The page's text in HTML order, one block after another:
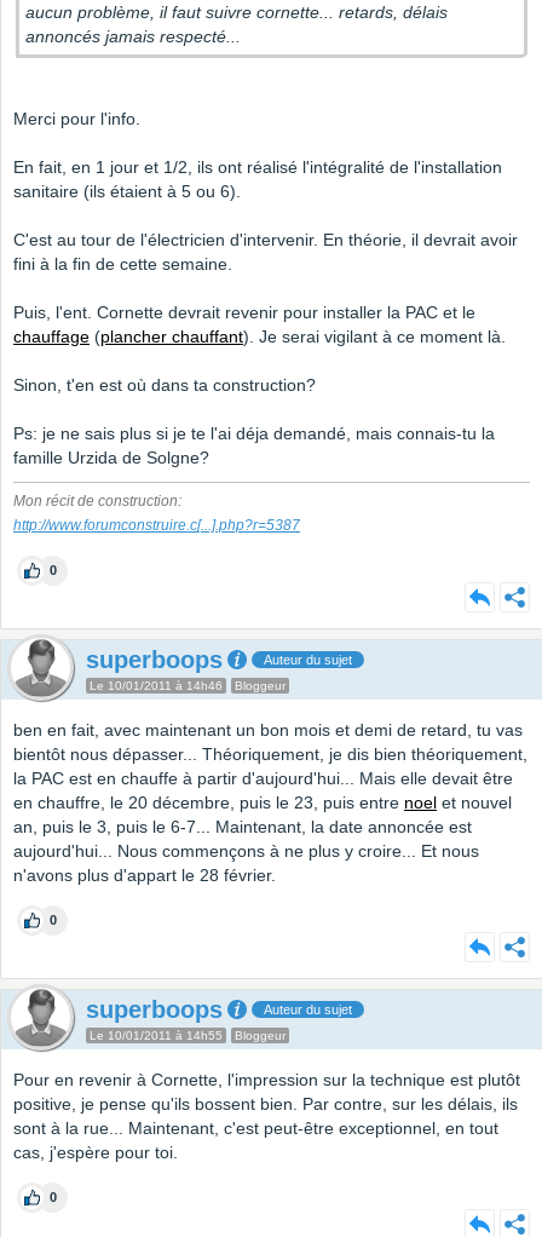
aucun problème, il faut suivre cornette... retards, délais
annoncés jamais respecté...
Merci pour l'info.
En fait, en 1 jour et 1/2, ils ont réalisé l'intégralité de l'installation
sanitaire (ils étaient à 5 ou 6).
C'est au tour de l'électricien d'intervenir. En théorie, il devrait avoir
fini à la fin de cette semaine.
Puis, l'ent. Cornette devrait revenir pour installer la PAC et le
chauffage (plancher chauffant). Je serai vigilant à ce moment là.
Sinon, t'en est où dans ta construction?
Ps: je ne sais plus si je te l'ai déja demandé, mais connais-tu la
famille Urzida de Solgne?
Mon récit de construction:
http://www.forumconstruire.c[...].php?r=5387
0
superboops Auteur du sujet
Le 10/01/2011 à 14h46 Bloggeur
ben en fait, avec maintenant un bon mois et demi de retard, tu vas
bientôt nous dépasser... Théoriquement, je dis bien théoriquement,
la PAC est en chauffe à partir d'aujourd'hui... Mais elle devait être
en chauffre, le 20 décembre, puis le 23, puis entre noel et nouvel
an, puis le 3, puis le 6-7... Maintenant, la date annoncée est
aujourd'hui... Nous commençons à ne plus y croire... Et nous
n'avons plus d'appart le 28 février.
0
superboops Auteur du sujet
Le 10/01/2011 à 14h55 Bloggeur
Pour en revenir à Cornette, l'impression sur la technique est plutôt
positive, je pense qu'ils bossent bien. Par contre, sur les délais, ils
sont à la rue... Maintenant, c'est peut-être exceptionnel, en tout
cas, j'espère pour toi.
0